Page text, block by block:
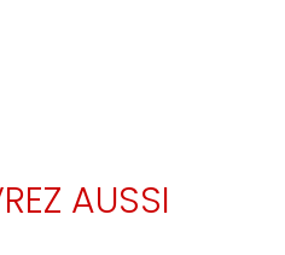
AUSSI